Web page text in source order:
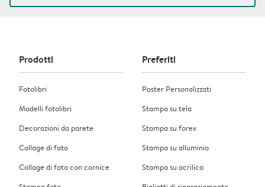
Prodotti
Fotolibri
Modelli fotolibri
Decorazioni da parete
Collage di foto
Collage di foto con cornice
Preferiti
Poster Personalizzati
Stampa su tela
Stampa su forex
Stampa su alluminio
Stampa su acrilico